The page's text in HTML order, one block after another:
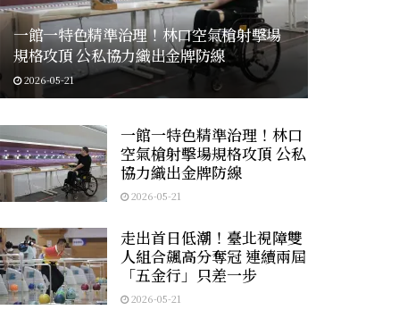
一館一特色精準治理！林口空氣槍射擊場
規格攻頂 公私協力織出金牌防線
2026-05-21
一館一特色精準治理！林口
空氣槍射擊場規格攻頂 公私
協力織出金牌防線
2026-05-21
走出首日低潮！臺北視障雙
人組合飆高分奪冠 連續兩屆
「五金行」只差一步
2026-05-21